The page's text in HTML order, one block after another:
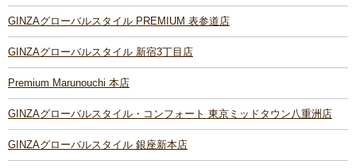
GINZAグローバルスタイル PREMIUM 表参道店
GINZAグローバルスタイル 新宿3丁目店
Premium Marunouchi 本店
GINZAグローバルスタイル・コンフォート 東京ミッドタウン八重洲店
GINZAグローバルスタイル 銀座新本店